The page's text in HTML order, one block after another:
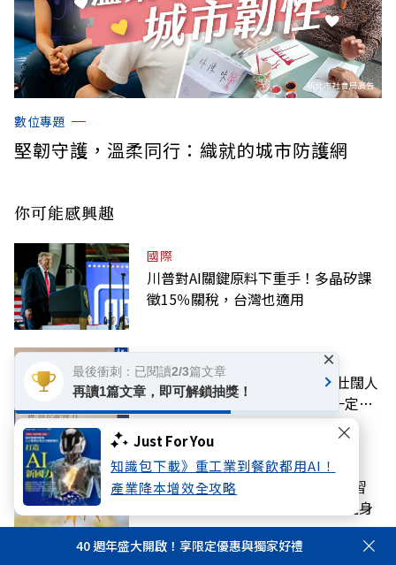
Just For You
知識包下載》重工業到餐飲都用AI！
產業降本增效全攻略
數位專題
堅韌守護，溫柔同行：織就的城市防護網
你可能感興趣
國際
川普對AI關鍵原料下重手！多晶矽課
徵15％關稅，台灣也適用
緬懷高希均教授》 書寫90歲的壯闊人
生！高希均：自求多福、自己一定要
爭氣
好享生活
立秋後就會變涼？注意這「4個壞習
慣」降低免疫力，小心夏季流感上身
40 週年盛大開啟！享限定優惠與獨家好禮
最後衝刺：已閱讀2/3篇文章
再讀1篇文章，即可解鎖抽獎！
×